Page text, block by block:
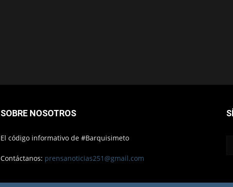
SOBRE NOSOTROS
El código informativo de #Barquisimeto
Contáctanos: prensanoticias251@gmail.com